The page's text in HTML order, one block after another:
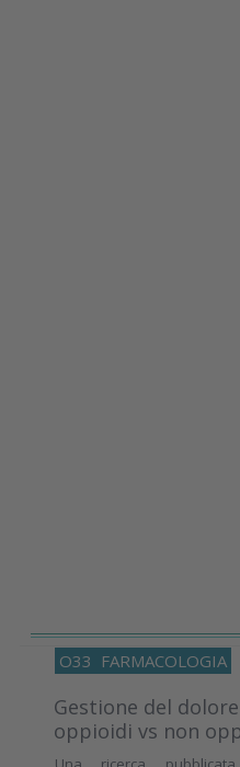
O33 FARMACOLOGIA
Gestione del
oppioidi vs non